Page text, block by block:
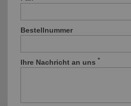
Bestellnummer
Ihre Nachricht an uns *